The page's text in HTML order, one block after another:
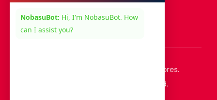
© 2026 Desarrollado por Nobasu Consultores.
Política de Privacidad.
NobasuBot: Hi, I'm NobasuBot. How
can I assist you?